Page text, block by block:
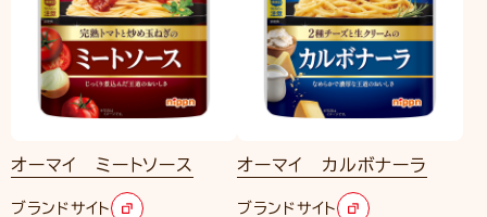
オーマイ ミートソース
ブランドサイト
オーマイ カルボナーラ
ブランドサイト